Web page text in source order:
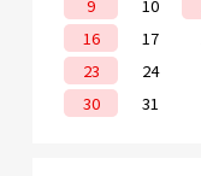
9
10
16
17
23
24
30
31